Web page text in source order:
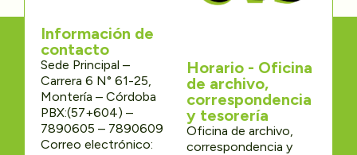
Información de
contacto
Sede Principal –
Carrera 6 N° 61-25,
Montería – Córdoba
PBX:(57+604) –
7890605 – 7890609
Correo electrónico:
Horario - Oficina
de archivo,
correspondencia
y tesorería
Oficina de archivo,
correspondencia y